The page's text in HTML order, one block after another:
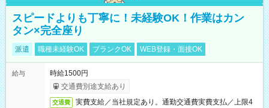
スピードよりも丁寧に！未経験OK！作業はカン
タン×完全座り
派遣 職種未経験OK ブランクOK WEB登録・面接OK
給与
時給1500円
交通費別途支給あり
交通費
実費支給／当社規定あり。通勤交通費実費支払／上限4